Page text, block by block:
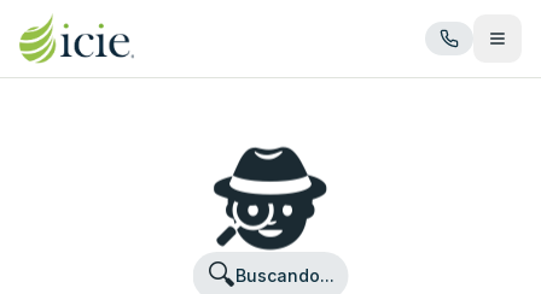
Abrir
🕵️
🔍Buscando...